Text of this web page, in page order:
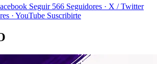
Seguir 566 Seguidores · X / Twitter
· YouTube Suscribirte